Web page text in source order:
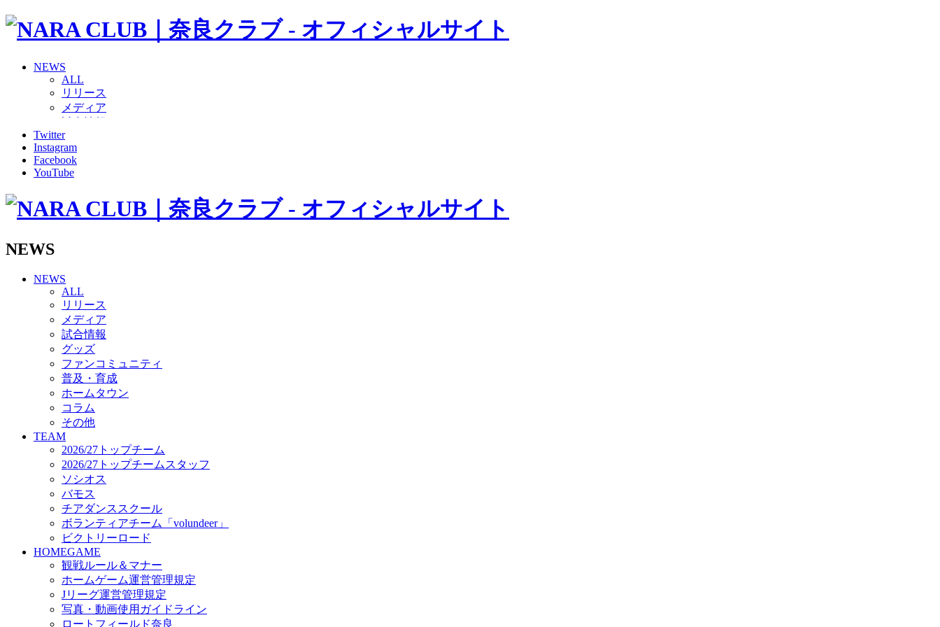
NEWS
ALL
リリース
メディア
グッズ
ファンコミュニティ
普及・育成
ホームタウン
その他
バモス
チアダンススクール
ボランティアチーム「volundeer」
ビクトリーロード
HOMEGAME
観戦ルール＆マナー
ホームゲーム運営管理規定
Jリーグ運営管理規定
写真・動画使用ガイドライン
ロートフィールド奈良
SCHEDULE
2026/27
練習見学時のファンサービスについて
TICKET
奈良クラブ明治安田J3リーグ2026/27シーズン試合観戦チケット
奈良クラブ明治安田Ｊ3リーグ 2026/27シーズン「鹿パス」
観戦ルール＆マナー
FANCOMMUNITY
2026/27ファンコミュニティ
サポートショップ
GOODS
オフィシャルストア（実店舗）
オンラインストア
ACADEMY
アカデミーについて
Twitter
Instagram
Facebook
YouTube
NEWS
NEWS
ALL
リリース
メディア
試合情報
グッズ
ファンコミュニティ
普及・育成
ホームタウン
コラム
その他
TEAM
2026/27トップチーム
2026/27トップチームスタッフ
ソシオス
バモス
チアダンススクール
ボランティアチーム「volundeer」
ビクトリーロード
HOMEGAME
観戦ルール＆マナー
ホームゲーム運営管理規定
Jリーグ運営管理規定
写真・動画使用ガイドライン
ロートフィールド奈良